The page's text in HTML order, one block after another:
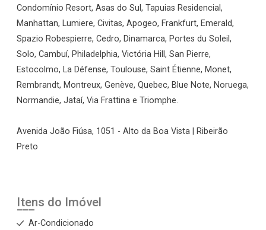
Condomínio Resort, Asas do Sul, Tapuias Residencial,
Manhattan, Lumiere, Civitas, Apogeo, Frankfurt, Emerald,
Spazio Robespierre, Cedro, Dinamarca, Portes du Soleil,
Solo, Cambuí, Philadelphia, Victória Hill, San Pierre,
Estocolmo, La Défense, Toulouse, Saint Étienne, Monet,
Rembrandt, Montreux, Genève, Quebec, Blue Note, Noruega,
Normandie, Jataí, Via Frattina e Triomphe.
Avenida João Fiúsa, 1051 - Alto da Boa Vista | Ribeirão
Preto
Itens do Imóvel
Ar-Condicionado